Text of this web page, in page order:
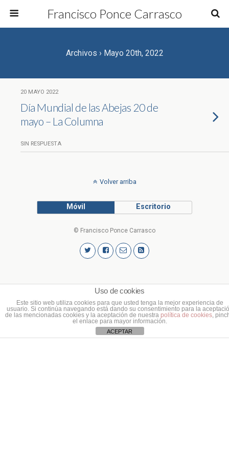
Francisco Ponce Carrasco
Archivos › Mayo 20th, 2022
20 MAYO 2022
Día Mundial de las Abejas 20 de
mayo – La Columna
SIN RESPUESTA
Volver arriba
Móvil Escritorio
© Francisco Ponce Carrasco
Uso de cookies
Este sitio web utiliza cookies para que usted tenga la mejor experiencia de
usuario. Si continúa navegando está dando su consentimiento para la
de las mencionadas cookies y la aceptación de nuestra política de cookies,
el enlace para mayor información.
ACEPTAR